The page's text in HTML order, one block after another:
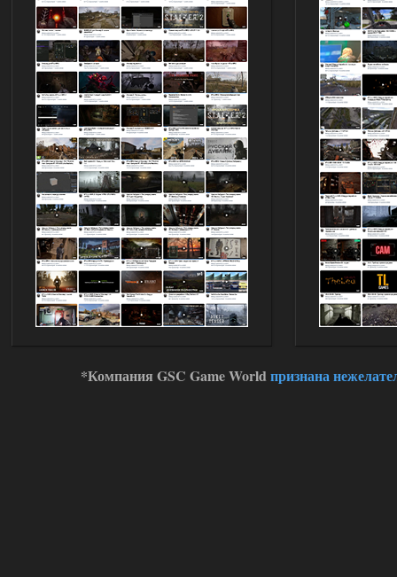
*Компания GSC Game Worldпризнана